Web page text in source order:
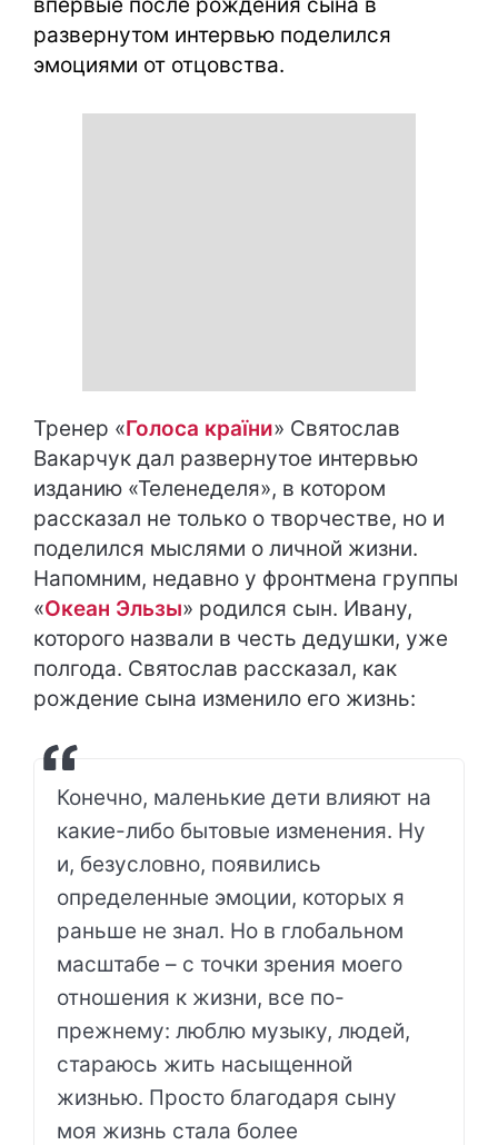
развернутом интервью поделился
эмоциями от отцовства.
Тренер «Голоса країни» Святослав
Вакарчук дал развернутое интервью
изданию «Теленеделя», в котором
рассказал не только о творчестве, но и
поделился мыслями о личной жизни.
Напомним, недавно у фронтмена группы
«Океан Эльзы» родился сын. Ивану,
которого назвали в честь дедушки, уже
полгода. Святослав рассказал, как
рождение сына изменило его жизнь:
Конечно, маленькие дети влияют на
какие-либо бытовые изменения. Ну
и, безусловно, появились
определенные эмоции, которых я
раньше не знал. Но в глобальном
масштабе – с точки зрения моего
отношения к жизни, все по-
прежнему: люблю музыку, людей,
стараюсь жить насыщенной
жизнью. Просто благодаря сыну
моя жизнь стала более